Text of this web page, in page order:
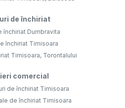
de închiriat
închiriat Dumbravita
închiriat Timisoara
Timisoara, Torontalului
comercial
de închiriat Timisoara
de închiriat Timisoara